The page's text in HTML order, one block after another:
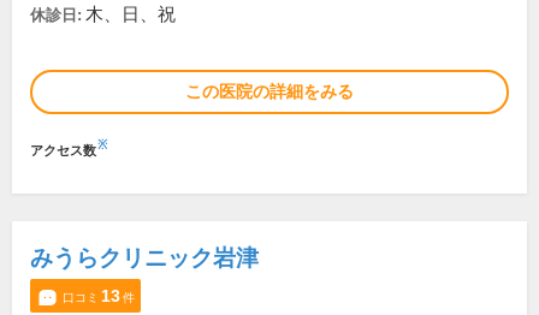
休診日: 木、日、祝
この医院の詳細をみる
アクセス数※
みうらクリニック岩津
口コミ 13件